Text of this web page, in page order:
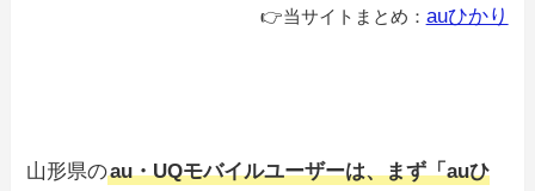
👉当サイトまとめ： auひかり
山形県のau・UQモバイルユーザーは、まず「auひ